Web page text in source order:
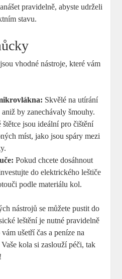
pravidelně, abyste udrželi
stavu.
vhodné nástroje, které vám
Skvělé na utírání
by zanechávaly šmouhy.
štětce jsou ideální pro čištění
míst, jako jsou spáry mezi
Pokud chcete dosáhnout
do elektrického leštiče
podle materiálu kol.
nástrojů se můžete pustit do
leštění je nutné pravidelně
ušetří čas a peníze na
kola si zaslouží péči, tak